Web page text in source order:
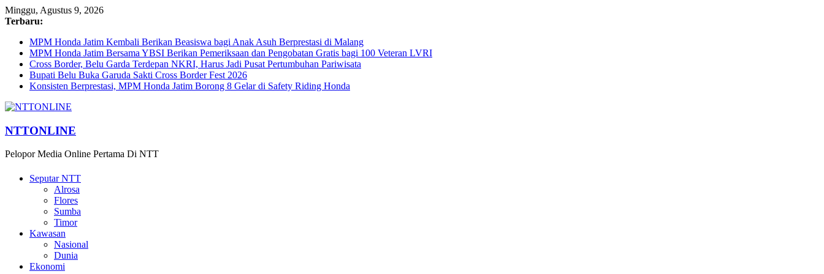
Minggu, Agustus 9, 2026
Terbaru:
MPM Honda Jatim Kembali Berikan Beasiswa bagi Anak Asuh Berprestasi di Malang
MPM Honda Jatim Bersama YBSI Berikan Pemeriksaan dan Pengobatan Gratis bagi 100 Veteran LVRI
Cross Border, Belu Garda Terdepan NKRI, Harus Jadi Pusat Pertumbuhan Pariwisata
Bupati Belu Buka Garuda Sakti Cross Border Fest 2026
Konsisten Berprestasi, MPM Honda Jatim Borong 8 Gelar di Safety Riding Honda
NTTONLINE
Pelopor Media Online Pertama Di NTT
Seputar NTT
Alrosa
Flores
Sumba
Timor
Kawasan
Nasional
Dunia
Ekonomi